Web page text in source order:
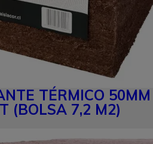
TÉRMICO 50MM
(BOLSA 7,2 M2)